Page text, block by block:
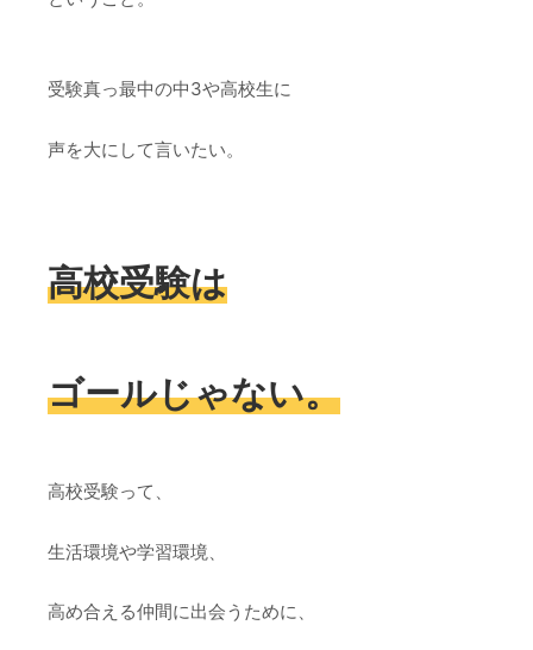
受験真っ最中の中3や高校生に
声を大にして言いたい。
高校受験は
ゴールじゃない。
高校受験って、
生活環境や学習環境、
高め合える仲間に出会うために、